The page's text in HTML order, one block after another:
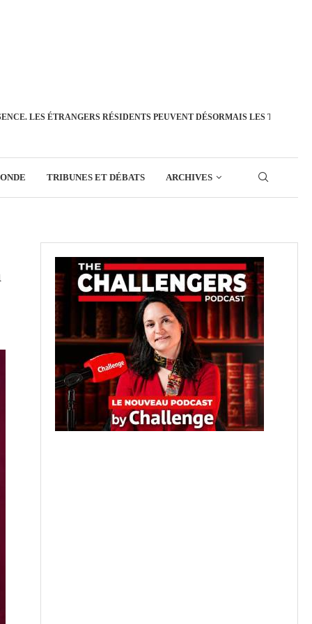
LES ÉTRANGERS RÉSIDENTS PEUVENT DÉSORMAIS LES
TRIBUNES ET DÉBATS ARCHIVES